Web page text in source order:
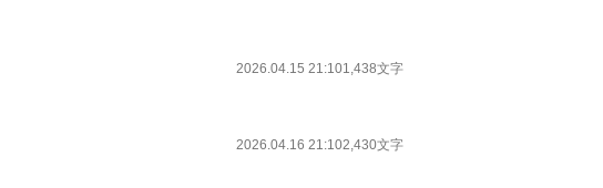
2026.04.15 21:101,438文字
2026.04.16 21:102,430文字